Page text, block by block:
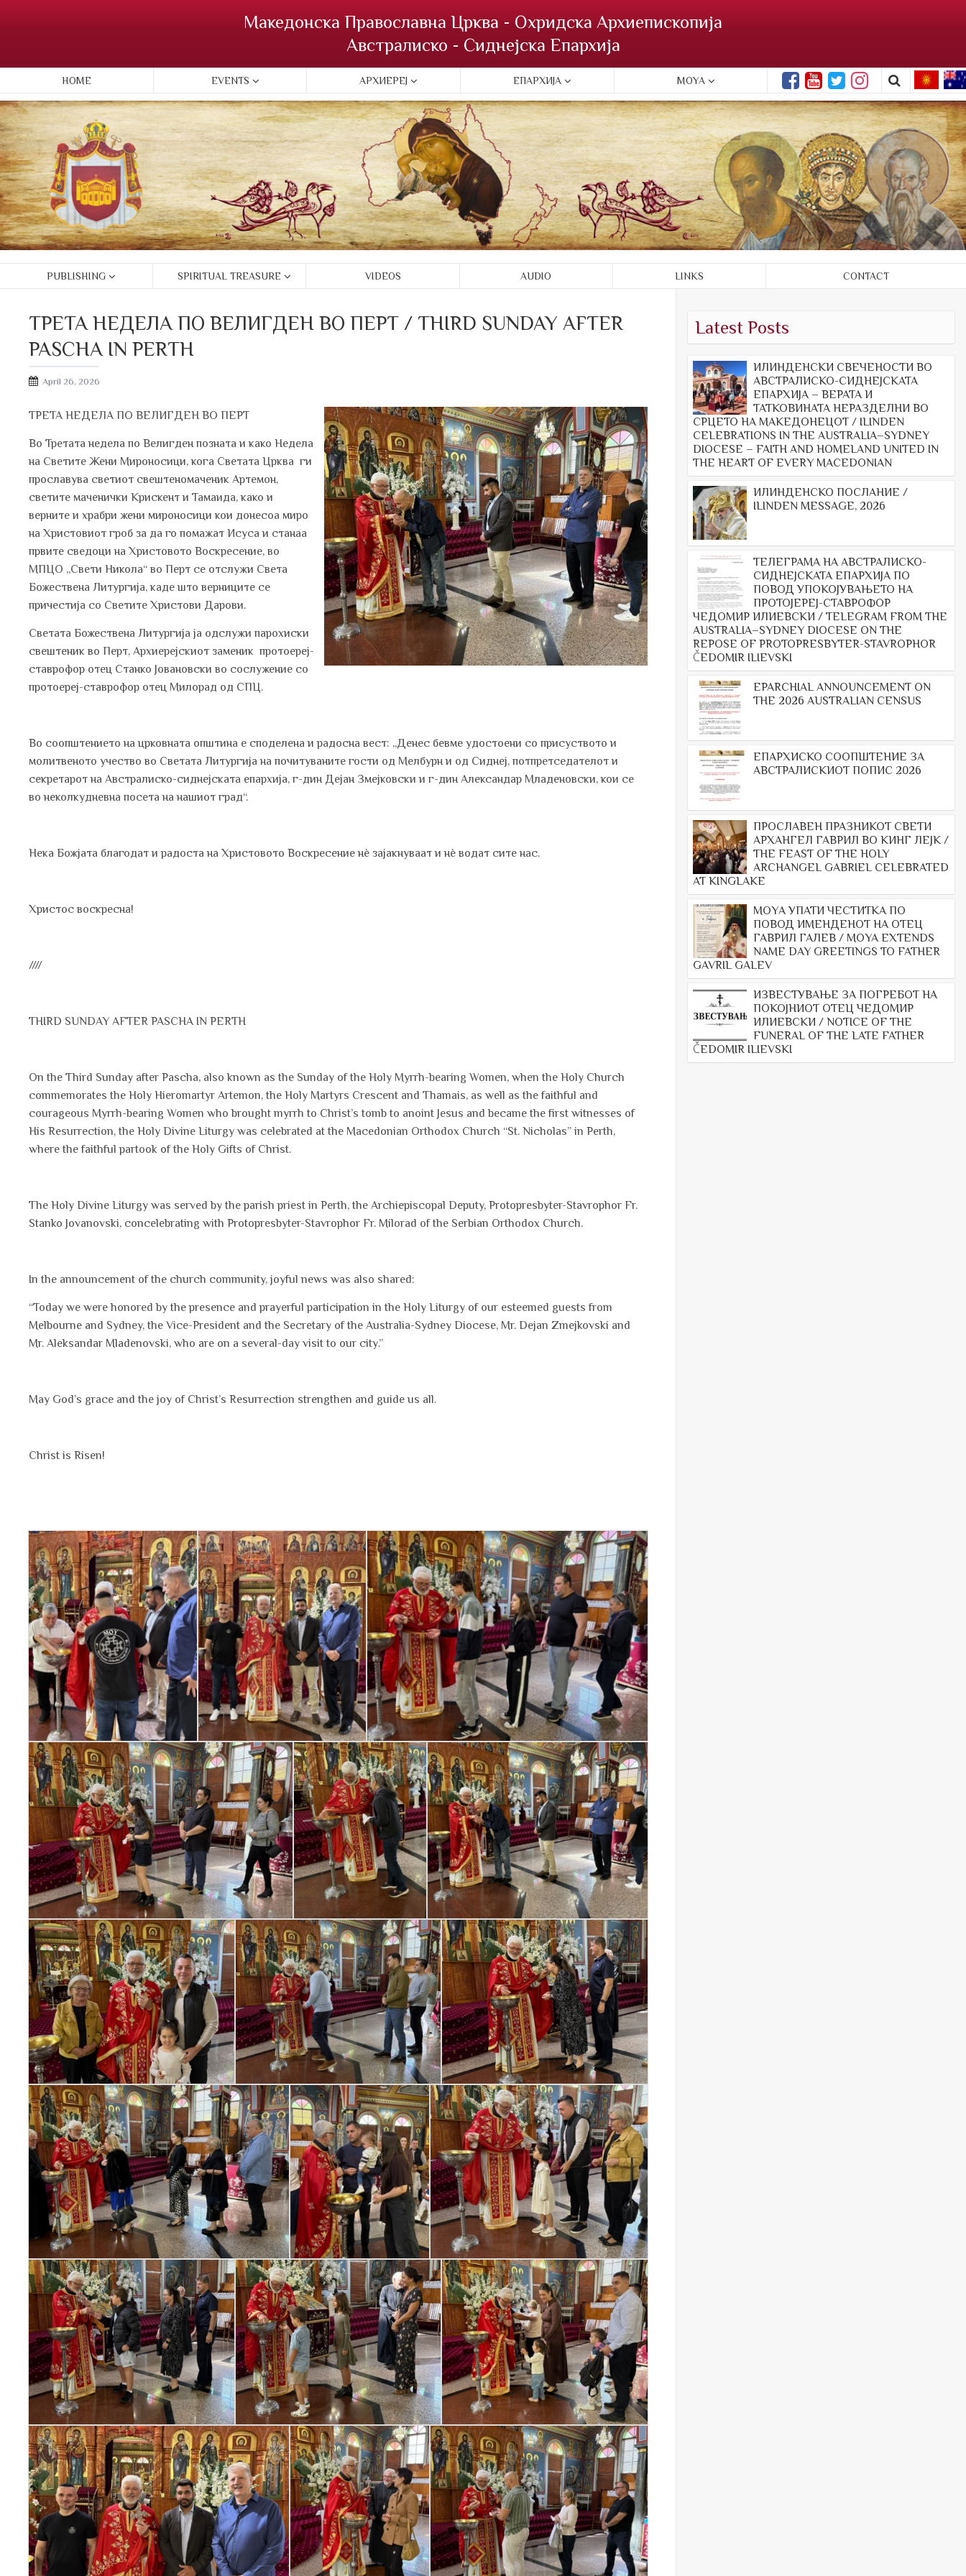
Македонска Православна Црква - Охридска Архиепископија
Австралиско - Сиднејска Епархија
HOME EVENTS АРХИЕРЕЈ ЕПАРХИЈА MOYA
PUBLISHING SPIRITUAL TREASURE VIDEOS AUDIO LINKS CONTACT
ТРЕТА НЕДЕЛА ПО ВЕЛИГДЕН ВО ПЕРТ / THIRD SUNDAY AFTER
PASCHA IN PERTH
Posted
April 26, 2026
ТРЕТА НЕДЕЛА ПО ВЕЛИГДЕН ВО ПЕРТ
Во Третата недела по Велигден позната и како Недела
на Светите Жени Мироносици, кога Светата Црква ги
прославува светиот свештеномаченик Артемон,
светите маченички Крискент и Тамаида, како и
верните и храбри жени мироносици кои донесоа миро
на Христовиот гроб за да го помажат Исуса и станаа
првите сведоци на Христовото Воскресение, во
МПЦО „Свети Никола“ во Перт се отслужи Света
Божествена Литургија, каде што верниците се
причестија со Светите Христови Дарови.
Светата Божествена Литургија ја одслужи парохиски
свештеник во Перт, Архиерејскиот заменик протоереј-
ставрофор отец Станко Јовановски во сослужение со
протоереј-ставрофор отец Милорад од СПЦ.
Во соопштението на црковната општина е споделена и радосна вест: „Денес бевме удостоени со присуството и
молитвеното учество во Светата Литургија на почитуваните гости од Мелбурн и од Сиднеј, потпретседателот и
секретарот на Австралиско-сиднејската епархија, г-дин Дејан Змејковски и г-дин Александар Младеновски, кои се
во неколкудневна посета на нашиот град“.
Нека Божјата благодат и радоста на Христовото Воскресение нѐ зајакнуваат и нѐ водат сите нас.
Христос воскресна!
////
THIRD SUNDAY AFTER PASCHA IN PERTH
On the Third Sunday after Pascha, also known as the Sunday of the Holy Myrrh-bearing Women, when the Holy Church
commemorates the Holy Hieromartyr Artemon, the Holy Martyrs Crescent and Thamais, as well as the faithful and
courageous Myrrh-bearing Women who brought myrrh to Christ’s tomb to anoint Jesus and became the first witnesses of
His Resurrection, the Holy Divine Liturgy was celebrated at the Macedonian Orthodox Church “St. Nicholas” in Perth,
where the faithful partook of the Holy Gifts of Christ.
The Holy Divine Liturgy was served by the parish priest in Perth, the Archiepiscopal Deputy, Protopresbyter-Stavrophor Fr.
Stanko Jovanovski, concelebrating with Protopresbyter-Stavrophor Fr. Milorad of the Serbian Orthodox Church.
In the announcement of the church community, joyful news was also shared:
“Today we were honored by the presence and prayerful participation in the Holy Liturgy of our esteemed guests from
Melbourne and Sydney, the Vice-President and the Secretary of the Australia-Sydney Diocese, Mr. Dejan Zmejkovski and
Mr. Aleksandar Mladenovski, who are on a several-day visit to our city.”
May God’s grace and the joy of Christ’s Resurrection strengthen and guide us all.
Christ is Risen!
Latest Posts
ИЛИНДЕНСКИ СВЕЧЕНОСТИ ВО
АВСТРАЛИСКО-СИДНЕЈСКАТА
ЕПАРХИЈА – ВЕРАТА И
ТАТКОВИНАТА НЕРАЗДЕЛНИ ВО
СРЦЕТО НА МАКЕДОНЕЦОТ / ILINDEN
CELEBRATIONS IN THE AUSTRALIA–SYDNEY
DIOCESE – FAITH AND HOMELAND UNITED IN
THE HEART OF EVERY MACEDONIAN
ИЛИНДЕНСКО ПОСЛАНИЕ /
ILINDEN MESSAGE, 2026
ТЕЛЕГРАМА НА АВСТРАЛИСКО-
СИДНЕЈСКАТА ЕПАРХИЈА ПО
ПОВОД УПОКОЈУВАЊЕТО НА
ПРОТОЈЕРЕЈ-СТАВРОФОР
ЧЕДОМИР ИЛИЕВСКИ / TELEGRAM FROM THE
AUSTRALIA–SYDNEY DIOCESE ON THE
REPOSE OF PROTOPRESBYTER-STAVROPHOR
ČEDOMIR ILIEVSKI
EPARCHIAL ANNOUNCEMENT ON
THE 2026 AUSTRALIAN CENSUS
ЕПАРХИСКО СООПШТЕНИЕ ЗА
АВСТРАЛИСКИОТ ПОПИС 2026
ПРОСЛАВЕН ПРАЗНИКОТ СВЕТИ
АРХАНГЕЛ ГАВРИЛ ВО КИНГ ЛЕЈК /
THE FEAST OF THE HOLY
ARCHANGEL GABRIEL CELEBRATED
AT KINGLAKE
МОYА УПАТИ ЧЕСТИТКА ПО
ПОВОД ИМЕНДЕНОТ НА ОТЕЦ
ГАВРИЛ ГАЛЕВ / MOYA EXTENDS
NAME DAY GREETINGS TO FATHER
GAVRIL GALEV
ИЗВЕСТУВАЊЕ ЗА ПОГРЕБОТ НА
ПОКОЈНИОТ ОТЕЦ ЧЕДОМИР
ИЛИЕВСКИ / NOTICE OF THE
FUNERAL OF THE LATE FATHER
ČEDOMIR ILIEVSKI